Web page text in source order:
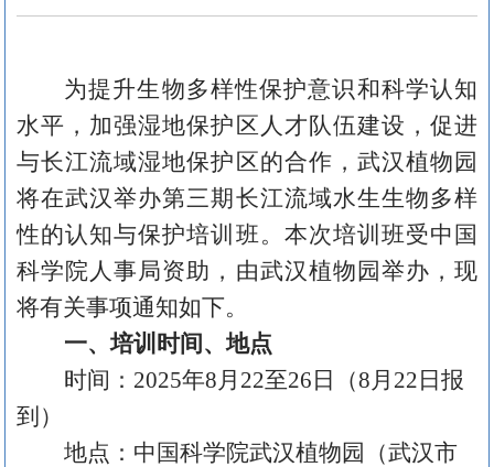
为提升生物多样性保护意识和科学认知
水平，加强湿地保护区人才队伍建设，促进
与长江流域湿地保护区的合作，武汉植物园
将在武汉举办第三期长江流域水生生物多样
性的认知与保护培训班。本次培训班受中国
科学院人事局资助，由武汉植物园举办，现
将有关事项通知如下。
一、培训时间、地点
时间： 2025年8 月 22至26 日 （8 月 22 日报
到）
地点：中国科学院武汉植物园
（武汉市